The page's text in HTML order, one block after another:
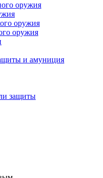
оружия
оружия
оружия
и амуниция
защиты